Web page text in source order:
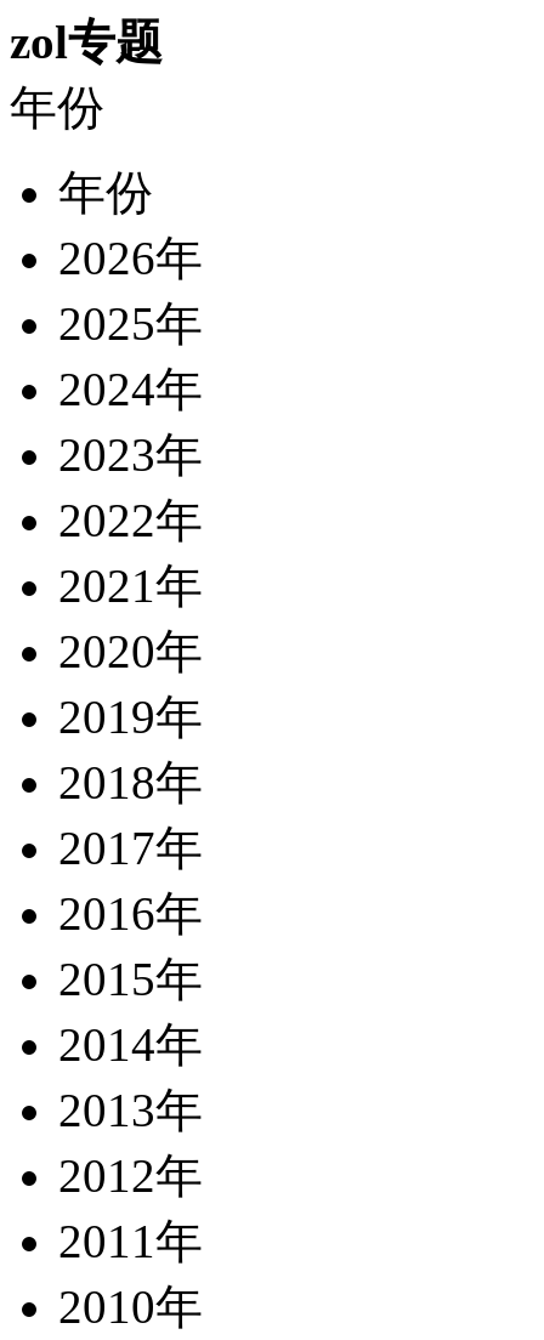
zol专题
年份
年份
2026年
2025年
2024年
2023年
2022年
2021年
2020年
2019年
2018年
2017年
2016年
2015年
2014年
2013年
2012年
2011年
2010年